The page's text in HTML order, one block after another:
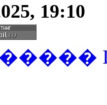
19:10